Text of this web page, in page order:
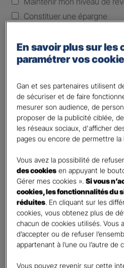
Constituer une épargne
Percevoir un complément
Optimiser ma fiscalité
Plusieurs choix possibles
Vos informations :
Etes-vous déjà client Gan
Oui
Non
Civilité*
Madame
Monsieur
Contact*
En savoir plus sur les
paramétrer vos
Gan et ses partenaires utilisent
de sécuriser et de faire
mesurer son audience, de
proposer de la publicité ciblée,
les réseaux sociaux, d'afficher
pages ou encore de permettre la
Vous avez la possibilité de
des cookies en appuyant le
Gérer mes cookies ».Si vous
cookies, les fonctionnalités du
réduites . En cliquant sur les
cookies, vous obtenez plus de
chacun de cookies utilisés. Vous
d’accepter ou de refuser
appartenant à l’une ou l’autre de
Vous pouvez revenir sur cette